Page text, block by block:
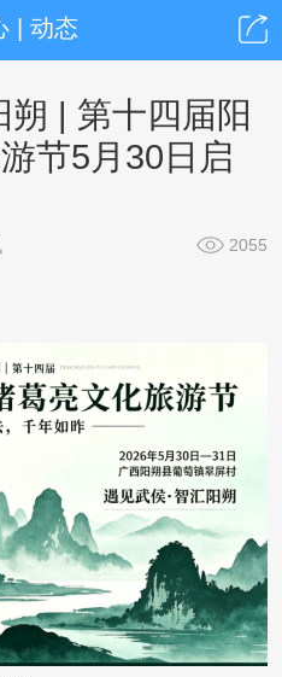
| 动态
朔 | 第十四届阳
节5月30日启
2055